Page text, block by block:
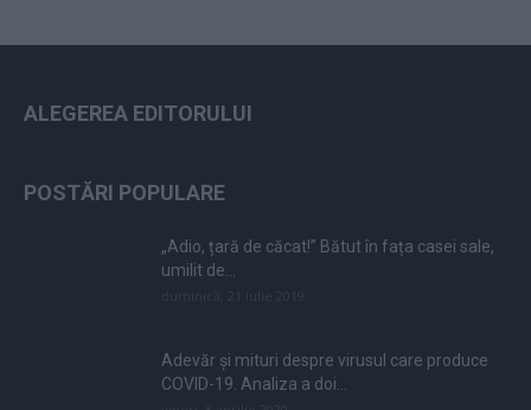
ALEGEREA EDITORULUI
POSTĂRI POPULARE
„Adio, țară de căcat!” Bătut în fața casei sale,
umilit de...
Adevăr și mituri despre virusul care produce
COVID-19. Analiza a doi...